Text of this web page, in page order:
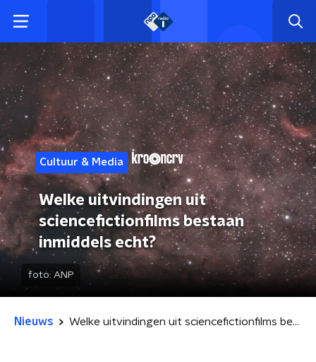
Cultuur & Media
Welke uitvindingen uit
sciencefictionfilms bestaan
inmiddels echt?
foto:ANP
Nieuws Welke uitvindingen uit sciencefictionfilms bestaan inmiddels echt?